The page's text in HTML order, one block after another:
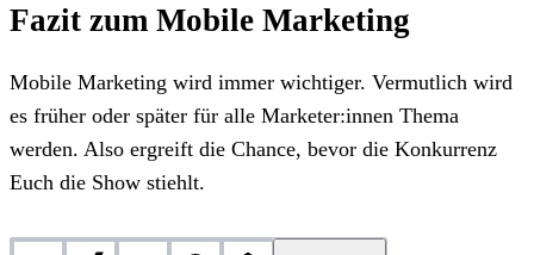
Fazit zum Mobile Marketing
Mobile Marketing wird immer wichtiger. Vermutlich wird
es früher oder später für alle Marketer:innen Thema
werden. Also ergreift die Chance, bevor die Konkurrenz
Euch die Show stiehlt.